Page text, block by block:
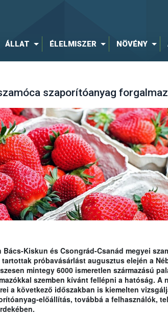
ÁLLAT ÉLELMISZER NÖVÉNY
szaporítóanyag
Kiskun és Csongrád-Csanád megyei
próbavásárlást augusztus elején a
mintegy 6000 ismeretlen származású
szemben kívánt fellépni a hatóság. A
a következő időszakban is kiemelten
előállítás, továbbá a felhasználók,